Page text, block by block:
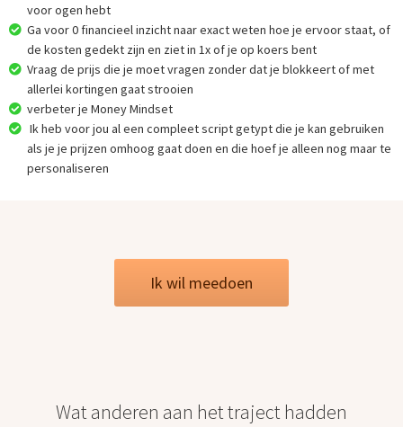
voor ogen hebt
Ga voor 0 financieel inzicht naar exact weten hoe je ervoor staat, of
de kosten gedekt zijn en ziet in 1x of je op koers bent
Vraag de prijs die je moet vragen zonder dat je blokkeert of met
allerlei kortingen gaat strooien
verbeter je Money Mindset
Ik heb voor jou al een compleet script getypt die je kan gebruiken
als je je prijzen omhoog gaat doen en die hoef je alleen nog maar te
personaliseren
Ik wil meedoen
Wat anderen aan het traject hadden